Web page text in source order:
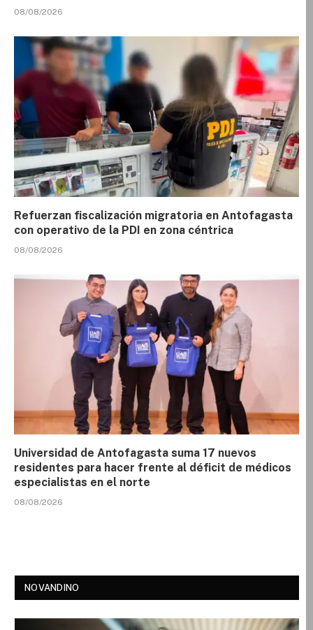
08/08/2026
Refuerzan fiscalización migratoria en Antofagasta
con operativo de la PDI en zona céntrica
08/08/2026
Universidad de Antofagasta suma 17 nuevos
residentes para hacer frente al déficit de médicos
especialistas en el norte
08/08/2026
NOVANDINO